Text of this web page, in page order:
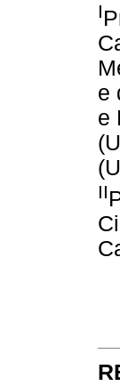
I
e
e
II